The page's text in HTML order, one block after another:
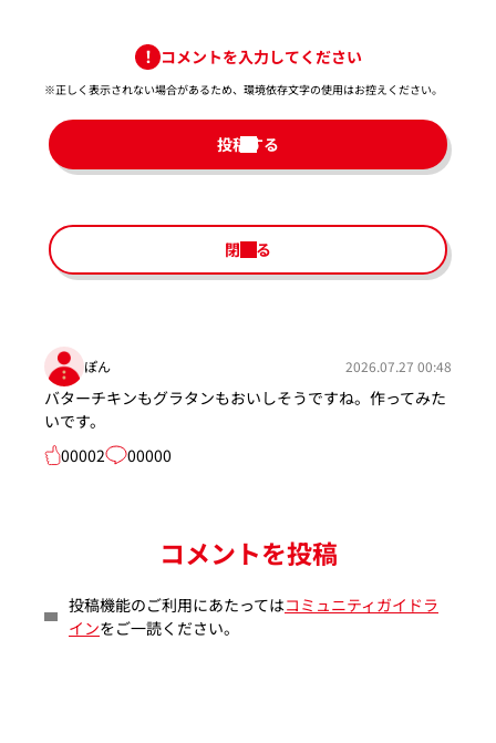
コメントを入力してください
※正しく表示されない場合があるため、環境依存文字の使用はお控えください。​
投稿する
閉じる
ぽん 2026.07.27 00:48
バターチキンもグラタンもおいしそうですね。作ってみた
いです。
00002
00000
コメントを投稿
投稿機能のご利用にあたってはコミュニティガイドラ
インをご一読ください。